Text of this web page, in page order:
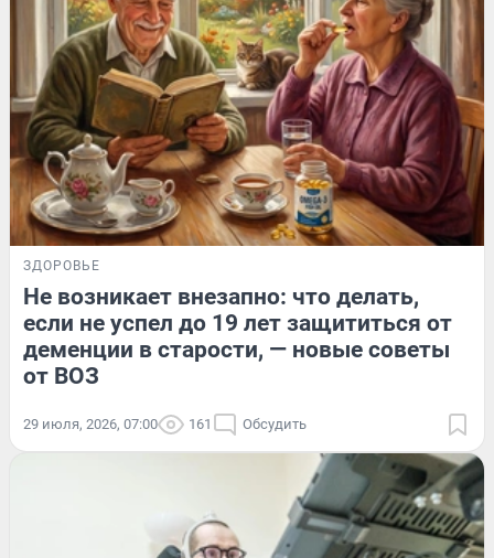
ЗДОРОВЬЕ
Не возникает внезапно: что делать,
если не успел до 19 лет защититься от
деменции в старости, — новые советы
от ВОЗ
29 июля, 2026, 07:00 161 Обсудить